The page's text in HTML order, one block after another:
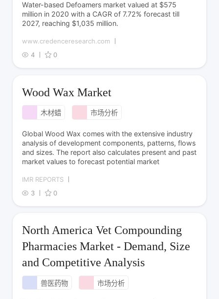
Water-based Defoamers market valued at $575
million in 2020 with a CAGR of 7.72% forecast till
2027, reaching $1,035 million.
www.credenceresearch.com
4
0
Wood Wax Market
木材蜡 市场分析
Global Wood Wax comes with the extensive industry
analysis of development components, patterns, flows
and sizes. The report also calculates present and past
market values to forecast potential market
IMR REPORTS
3
0
North America Vet Compounding
Pharmacies Market - Demand, Size
and Competitive Analysis
兽医药物 市场分析